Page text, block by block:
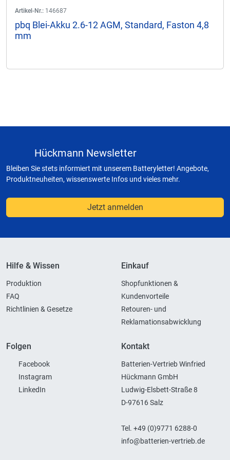
Artikel-Nr.: 146687
pbq Blei-Akku 2.6-12 AGM, Standard, Faston 4,8
mm
Hückmann Newsletter
Bleiben Sie stets informiert mit unserem Batteryletter! Angebote,
Produktneuheiten, wissenswerte Infos und vieles mehr.
Jetzt anmelden
Hilfe & Wissen
Produktion
FAQ
Richtlinien & Gesetze
Einkauf
Shopfunktionen &
Kundenvorteile
Retouren- und
Reklamationsabwicklung
Folgen
Facebook
Instagram
LinkedIn
Kontakt
Batterien-Vertrieb Winfried
Hückmann GmbH
Ludwig-Elsbett-Straße 8
D-97616 Salz
Tel. +49 (0)9771 6288-0
info@batterien-vertrieb.de